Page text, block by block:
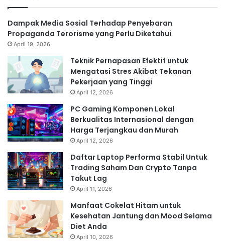
Dampak Media Sosial Terhadap Penyebaran
Propaganda Terorisme yang Perlu Diketahui
April 19, 2026
Teknik Pernapasan Efektif untuk
Mengatasi Stres Akibat Tekanan
Pekerjaan yang Tinggi
April 12, 2026
PC Gaming Komponen Lokal
Berkualitas Internasional dengan
Harga Terjangkau dan Murah
April 12, 2026
Daftar Laptop Performa Stabil Untuk
Trading Saham Dan Crypto Tanpa
Takut Lag
April 11, 2026
Manfaat Cokelat Hitam untuk
Kesehatan Jantung dan Mood Selama
Diet Anda
April 10, 2026